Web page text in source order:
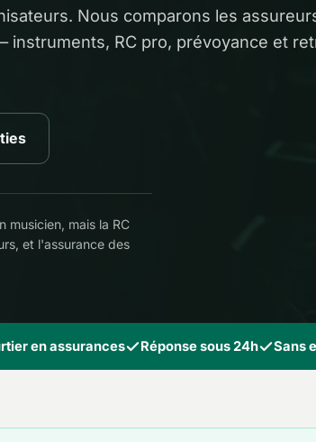
Nous comparons les
RC pro, prévoyance et
musicien, mais la RC
et l'assurance des
en assurances Réponse sous 24h Sans